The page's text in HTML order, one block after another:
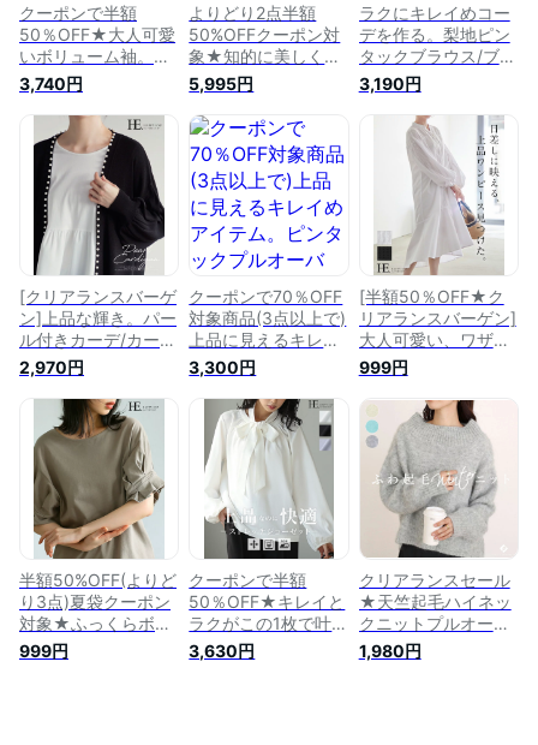
クーポンで半額
50％OFF★大人可愛
いボリューム袖。パ
フスリーブ半袖ニッ
トトップス/ニット
セーター スポンジニ
ット ボリューム袖
レディース トップス
プルオーバー スタイ
ルアップ 半袖 体型
カバーメール便不可]
[返品交換不可]
3,740円
よりどり2点半額
50%OFFクーポン対
象★知的に美しく。
ランダムストライプ
ボリューム袖ブラウ
ス/ブラウス シャツ
ストライプ ボリュー
ム袖 レディース ト
ップス チュニック丈
異素材 ゆったり 大
きいサイズ 体型カバ
ー[メール便可（1点
まで）] [M便 1/1][メ
ール便で送料無料!]
5,995円
ラクにキレイめコー
デを作る。梨地ピン
タックブラウス/ブラ
ウス プルオーバー
ピンタック スキッパ
ー レディース トッ
プス ボリューム袖
梨地 カットソー ゆ
ったり 大きいサイズ
体型カバー[メール便
不可]
3,190円
[クリアランスバーゲ
ン]上品な輝き。パー
ル付きカーデ/カーデ
ィガン カーディ パ
ール ボリューム袖
レディース アウター
羽織り スリット ゆ
ったり 大きいサイズ
[メール便不可][送料
無料!][返品交換不可]
2,970円
クーポンで70％OFF
対象商品(3点以上で)
上品に見えるキレイ
めアイテム。ピンタ
ックプルオーバー/プ
ルオーバー ピンタッ
ク ボリューム袖 キ
ーネック レディース
トップス 体型カバー
梨地 ゆったり 大き
いサイズ[メール便不
可]sj
3,300円
[半額50％OFF★ク
リアランスバーゲン]
大人可愛い、ワザあ
りワンピ。異素材切
替シャツワンピ/ワン
ピース ワンピ シャ
ツワンピ ボリューム
袖 レディース 羽織
り フレア ゆったり
大きいサイズ[メール
便不可][送料無料!]
[返品交換不可]
999円
半額50%OFF(よりど
り3点)夏袋クーポン
対象★ふっくらボリ
ューム袖。タック袖
カットソー/カットソ
999円
クーポンで半額
50％OFF★キレイと
ラクがこの1枚で叶
う。梨地ボウタイリ
ボンブラウス/ブラウ
3,630円
クリアランスセール
★天竺起毛ハイネッ
クニットプルオーバ
ー 【メール便不
可】 【返品交換不
1,980円